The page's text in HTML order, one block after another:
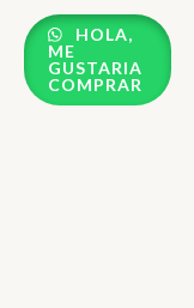
Rated
0
out
5
HOLA,
ME
GUSTARIA
COMPRAR